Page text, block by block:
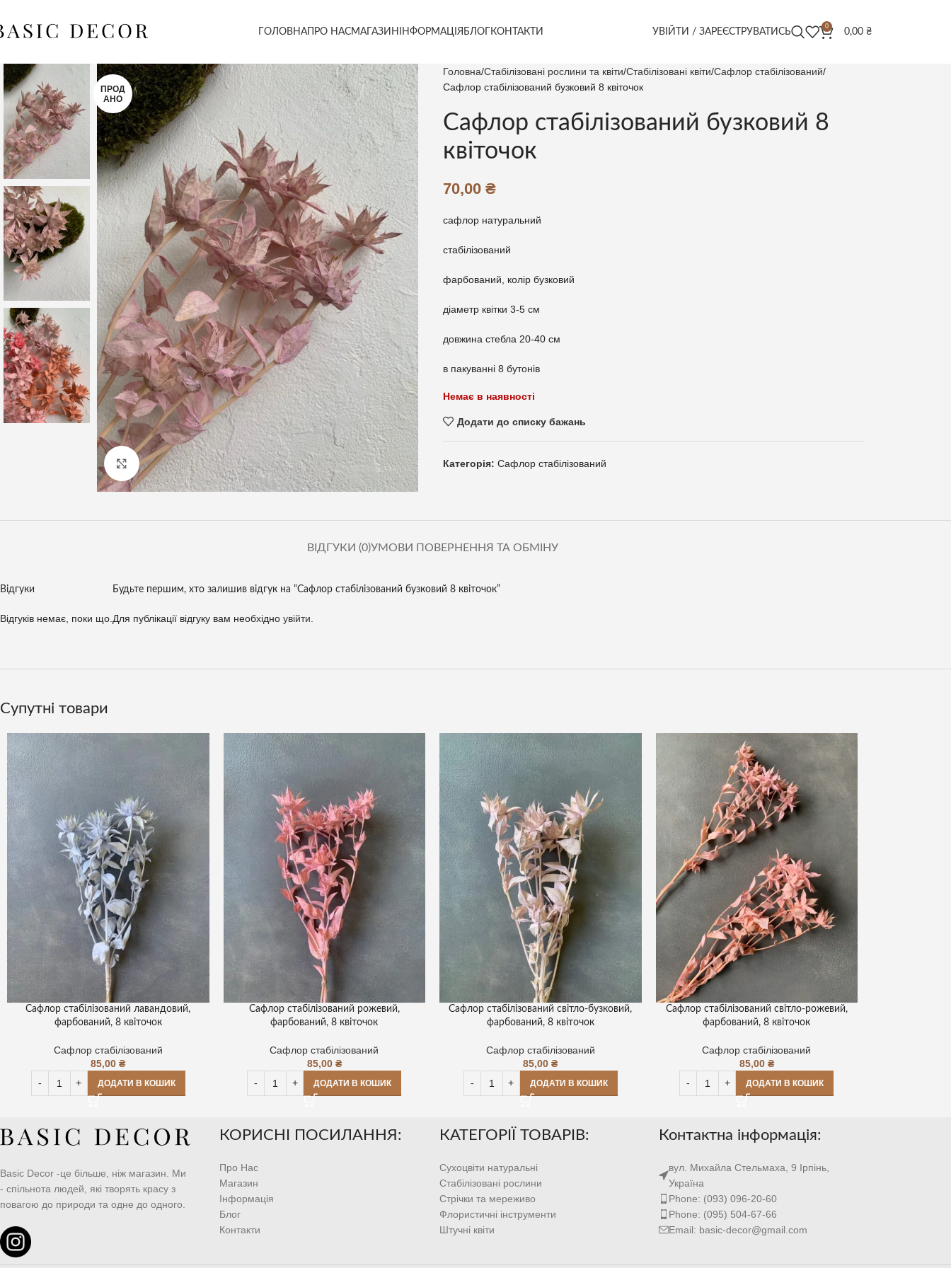
ГОЛОВНАПРО НАСМАГАЗИН ІНФОРМАЦІЯ БЛОГ КОНТАКТИ УВІЙТИ / ЗАРЕЄСТРУВАТИСЬ
0
0,00 ₴
ПРОД
АНО
Клацніть, щоб збільшити
Головна Стабілізовані рослини та квіти Стабілізовані квіти Сафлор стабілізований
Сафлор стабілізований бузковий 8 квіточок
Сафлор стабілізований бузковий 8
квіточок
70,00 ₴
сафлор натуральний
стабілізований
фарбований, колір бузковий
діаметр квітки 3-5 см
довжина стебла 20-40 см
в пакуванні 8 бутонів
Немає в наявності
Додати до списку бажань
Категорія: Сафлор стабілізований
ВІДГУКИ (0)УМОВИ ПОВЕРНЕННЯ ТА ОБМІНУ
Відгуки
Відгуків немає, поки що.
Будьте першим, хто залишив відгук на “Сафлор стабілізований бузковий 8 квіточок”
Для публікації відгуку вам необхідно увійти
Супутні товари
Сафлор стабілізований лавандовий,
фарбований, 8 квіточок
Сафлор стабілізований
85,00₴
ДОДАТИ В КОШИК
Сафлор стабілізований рожевий,
фарбований, 8 квіточок
Сафлор стабілізований
85,00 ₴
ДОДАТИ В КОШИК
Сафлор стабілізований світло-бузковий,
фарбований, 8 квіточок
Сафлор стабілізований
85,00₴
ДОДАТИ В КОШИК
Сафлор стабілізований світло-рожевий,
фарбований, 8 квіточок
Сафлор стабілізований
85,00 ₴
ДОДАТИ В КОШИК
Basic Decor -це більше, ніж магазин. Ми
- спільнота людей, які творять красу з
повагою до природи та одне до одного.
КОРИСНІ ПОСИЛАННЯ:
Про Нас
Магазин
Інформація
Блог
Контакти
КАТЕГОРІЇ ТОВАРІВ:
Сухоцвіти натуральні
Стабілізовані рослини
Стрічки та мереживо
Флористичні інструменти
Штучні квіти
Контактна інформація:
вул. Михайла Стельмаха, 9 Ірпінь,
Україна
Phone: (093) 096-20-60
Phone: (095) 504-67-66
Email: basic-decor@gmail.com